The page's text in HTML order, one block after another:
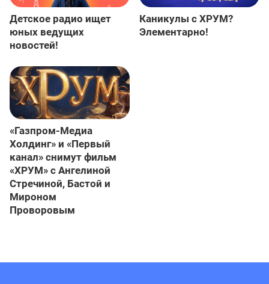
Детское радио ищет
юных ведущих
новостей!
Каникулы с ХРУМ?
Элементарно!
«Газпром-Медиа
Холдинг» и «Первый
канал» снимут фильм
«ХРУМ» с Ангелиной
Стречиной, Бастой и
Мироном
Проворовым